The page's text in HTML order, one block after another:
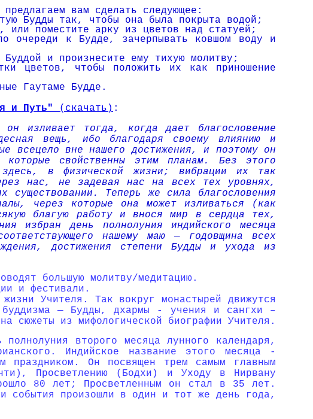
вам сделать следующее:
Будды так, чтобы она была покрыта водой;
или поме­стите арку из цветов над статуей;
очереди к Будде, зачерпывать ковшом воду и
и про­изнесите ему тихую молитву;
цветов, чтобы положить их как приношение
Гаутаме Будде.
и Путь" (скачать) :
изливает тогда, когда дает благословение
вещь, ибо благодаря своему влиянию и
всецело вне нашего достижения, и поэтому он
свойственны этим планам. Без этого
в физической жизни; вибрации их так
нас, не задевая нас на всех тех уровнях,
Теперь же сила благословения
через которые она может изливаться (как
благую работу и внося мир в сердца тех,
избран день полнолуния индийского месяца
нашему маю — годовщина всех
достижения степени Будды и ухода из
большую молитву/медитацию.
и фестивали.
Учителя. Так вокруг монастырей движутся
буддизма — Будды, дхармы - учения и сангхи –
сюжеты из мифологической биографии Учителя.
второго месяца лунного календаря,
Индийское название этого месяца -
Он посвящен трем самым главным
Просветлению (Бодхи) и Уходу в Нирвану
80 лет; Просветленным он стал в 35 лет.
события произошли в один и тот же день года,